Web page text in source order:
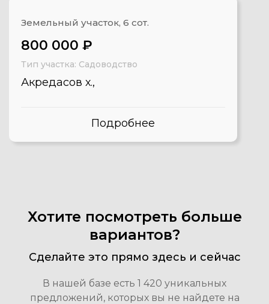
Земельный участок, 6 сот.
800 000 ₽
Тип участка: Садоводство
Акредасов х.,
Подробнее
Хотите посмотреть больше
вариантов?
Сделайте это прямо здесь и сейчас
В нашей базе есть 1 420 уникальных
предложений, которых вы не найдете на